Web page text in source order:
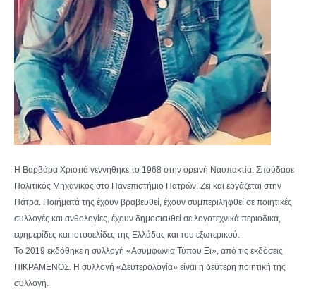
Η Βαρβάρα Χριστιά γεννήθηκε το 1968 στην ορεινή Ναυπακτία. Σπούδασε
Πολιτικός Μηχανικός στο Πανεπιστήμιο Πατρών. Ζει και εργάζεται στην
Πάτρα. Ποιήματά της έχουν βραβευθεί, έχουν συμπεριληφθεί σε ποιητικές
συλλογές και ανθολογίες, έχουν δημοσιευθεί σε λογοτεχνικά περιοδικά,
εφημερίδες και ιστοσελίδες της Ελλάδας και του εξωτερικού.
Το 2019 εκδόθηκε η συλλογή «Ασυμφωνία Τύπου Ξι», από τις εκδόσεις
ΠΙΚΡΑΜΕΝΟΣ. Η συλλογή «Δευτερολογία» είναι η δεύτερη ποιητική της
συλλογή.